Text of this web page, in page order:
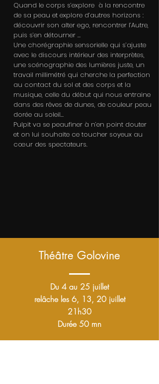
Quand le corps s’explore à la rencontre
de sa peau et explore d’autres horizons :
découvrir son alter ego, rencontrer l’Autre,
puis s’en détourner …
Une chorégraphie sensorielle qui s’ajuste
avec le discours intérieur des interprètes,
une scénographie des lumières juste, un
travail millimétré qui cherche la perfection
au contact du sol et des corps et la
musique, celle du début qui nous entraine
dans des rêves de dunes, de couleur peau
dorée au soleil…
Pulpit va se peaufiner à n’en point douter
et on lui souhaite ce toucher soyeux au
cœur des spectateurs.
Théâtre Golovine
Du 4 au 25 juillet
relâche les 6, 13, 20 juillet
21h30
Durée 50 mn